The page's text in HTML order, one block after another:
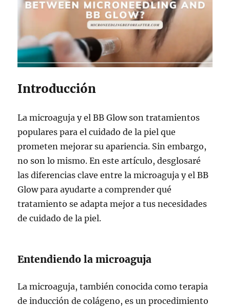
Introducción
La microaguja y el BB Glow son tratamientos
populares para el cuidado de la piel que
prometen mejorar su apariencia. Sin embargo,
no son lo mismo. En este artículo, desglosaré
las diferencias clave entre la microaguja y el BB
Glow para ayudarte a comprender qué
tratamiento se adapta mejor a tus necesidades
de cuidado de la piel.
Entendiendo la microaguja
La microaguja, también conocida como terapia
de inducción de colágeno, es un procedimiento